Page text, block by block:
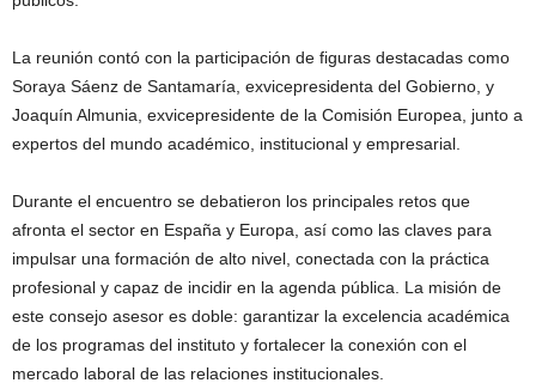
La reunión contó con la participación de figuras destacadas como
Soraya Sáenz de Santamaría, exvicepresidenta del Gobierno, y
Joaquín Almunia, exvicepresidente de la Comisión Europea, junto a
expertos del mundo académico, institucional y empresarial.
Durante el encuentro se debatieron los principales retos que
afronta el sector en España y Europa, así como las claves para
impulsar una formación de alto nivel, conectada con la práctica
profesional y capaz de incidir en la agenda pública. La misión de
este consejo asesor es doble: garantizar la excelencia académica
de los programas del instituto y fortalecer la conexión con el
mercado laboral de las relaciones institucionales.